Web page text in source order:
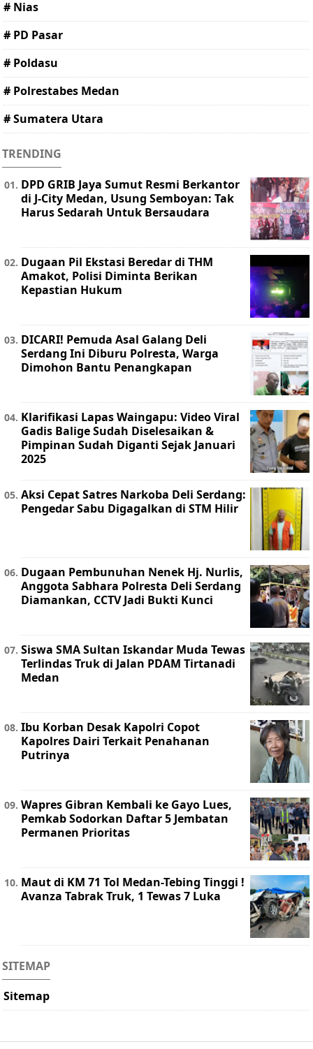
# Nias
# PD Pasar
# Poldasu
# Polrestabes Medan
# Sumatera Utara
TRENDING
DPD GRIB Jaya Sumut Resmi Berkantor
di J-City Medan, Usung Semboyan: Tak
Harus Sedarah Untuk Bersaudara
Dugaan Pil Ekstasi Beredar di THM
Amakot, Polisi Diminta Berikan
Kepastian Hukum
DICARI! Pemuda Asal Galang Deli
Serdang Ini Diburu Polresta, Warga
Dimohon Bantu Penangkapan
Klarifikasi Lapas Waingapu: Video Viral
Gadis Balige Sudah Diselesaikan &
Pimpinan Sudah Diganti Sejak Januari
2025
Aksi Cepat Satres Narkoba Deli Serdang:
Pengedar Sabu Digagalkan di STM Hilir
Dugaan Pembunuhan Nenek Hj. Nurlis,
Anggota Sabhara Polresta Deli Serdang
Diamankan, CCTV Jadi Bukti Kunci
Siswa SMA Sultan Iskandar Muda Tewas
Terlindas Truk di Jalan PDAM Tirtanadi
Medan
Ibu Korban Desak Kapolri Copot
Kapolres Dairi Terkait Penahanan
Putrinya
Wapres Gibran Kembali ke Gayo Lues,
Pemkab Sodorkan Daftar 5 Jembatan
Permanen Prioritas
Maut di KM 71 Tol Medan-Tebing Tinggi !
Avanza Tabrak Truk, 1 Tewas 7 Luka
SITEMAP
Sitemap